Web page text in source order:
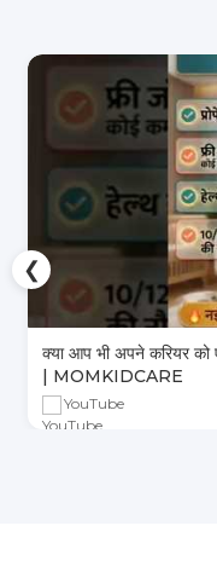
क्या आप भी अपने करियर
| MOMKIDCARE
YouTube
❮